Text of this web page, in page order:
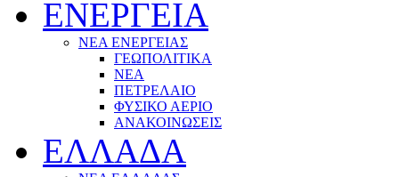
ΕΝΕΡΓΕΙΑ
ΝΕΑ ΕΝΕΡΓΕΙΑΣ
ΓΕΩΠΟΛΙΤΙΚΑ
ΝΕΑ
ΠΕΤΡΕΛΑΙΟ
ΦΥΣΙΚΟ ΑΕΡΙΟ
ΑΝΑΚΟΙΝΩΣΕΙΣ
ΕΛΛΑΔΑ